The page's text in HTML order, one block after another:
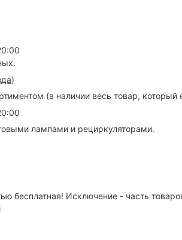
)
(в наличии весь товар, который
лампами и рециркуляторами.
бесплатная! Исключение - часть